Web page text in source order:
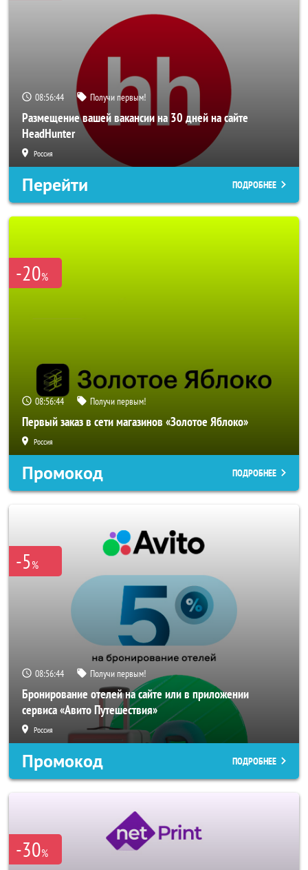
08:56:43 Получи первым!
Размещение вашей вакансии на 30 дней на сайте
HeadHunter
Россия
Перейти ПОДРОБНЕЕ
-20%
08:56:43 Получи первым!
Первый заказ в сети магазинов «Золотое Яблоко»
Россия
Промокод ПОДРОБНЕЕ
-5%
08:56:43 Получи первым!
Бронирование отелей на сайте или в приложении
сервиса «Авито Путешествия»
Россия
Промокод ПОДРОБНЕЕ
-30%